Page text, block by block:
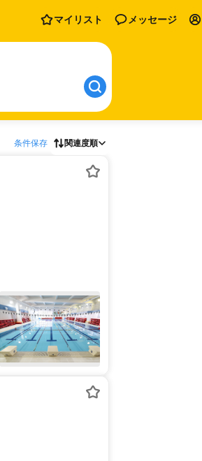
マイリスト メッセージ
条件保存 関連度順